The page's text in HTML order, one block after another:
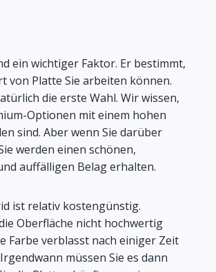
ein wichtiger Faktor. Er bestimmt,
von Platte Sie arbeiten können.
die erste Wahl. Wir wissen,
Optionen mit einem hohen
sind. Aber wenn Sie darüber
werden einen schönen,
auffälligen Belag erhalten.
ist relativ kostengünstig.
Oberfläche nicht hochwertig
Farbe verblasst nach einiger Zeit
müssen Sie es dann